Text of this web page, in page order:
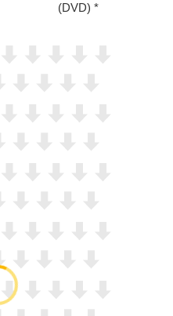
(DVD)